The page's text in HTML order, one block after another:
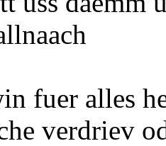
fuer alles
verdriev